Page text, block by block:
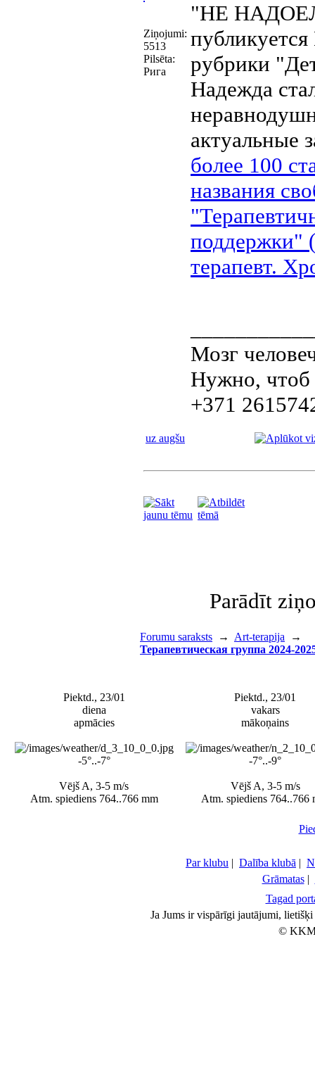
Ziņojumi:
5513
Pilsēta:
Рига
"НЕ
рубрики
Надежда
актуальные
более 100
названия
поддержки"
терапевт.
Мозг
Нужно, чтоб
+371
uz augšu
Parādīt
Forumu saraksts → Art-terapija →
Терапевтическая группа 2024-
Piektd., 23/01
diena
apmācies
-5°..-7°
Vējš A, 3-5 m/s
Atm. spiediens 764..766 mm
Piektd., 23/01
vakars
mākoņains
-7°..-9°
Vējš A, 3-5 m/s
Atm. spiediens 764..766
Par klubu | Dalība klubā |
Grāmatas|
Tagad
Ja Jums ir vispārīgi jautājumi,
©